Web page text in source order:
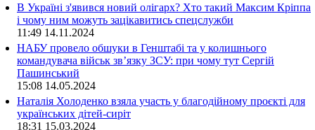
В Україні з'явився новий олігарх? Хто такий Максим Кріппа
і чому ним можуть зацікавитись спецслужби
11:49 14.11.2024
НАБУ провело обшуки в Генштабі та у колишнього
командувача військ зв’язку ЗСУ: при чому тут Сергій
Пашинський
15:08 14.05.2024
Наталія Холоденко взяла участь у благодійному проєкті для
українських дітей-сиріт
18:31 15.03.2024